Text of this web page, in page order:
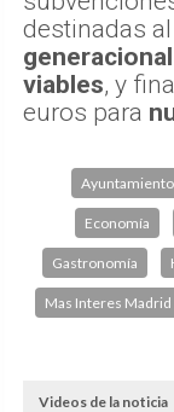
destinadas al
viables, y
euros para
Economía
Gastronomía
Mas Interes Madrid
Videos de la noticia